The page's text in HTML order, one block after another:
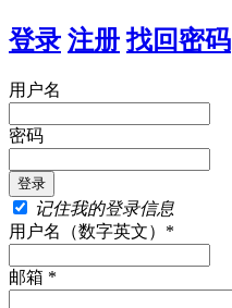
登录 注册 找回密码
用户名
密码
记住我的登录信息
用户名（数字英文）*
邮箱 *